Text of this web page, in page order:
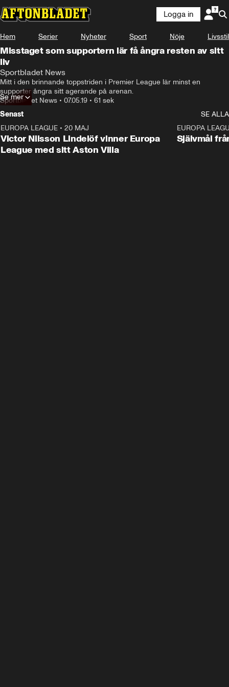
Logga in
Hem Serier Nyheter Sport Nöje Livsstil
Misstaget som supportern lär få ångra resten av sitt
liv
Sportbladet News
Mitt i den brinnande toppstriden i Premier League lär minst en
supporter ångra sitt agerande på arenan.
Sportbladet News • 07.05.19 • 61 sek
Se mer
Senast
SE ALLA
EUROPA LEAGUE • 20 MAJ
Victor Nilsson Lindelöf vinner Europa
League med sitt Aston Villa
EUROPA
Självmål